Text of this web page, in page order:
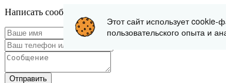
Написать сообщение
Отправить
Этот сайт использует
пользовательского опыта и